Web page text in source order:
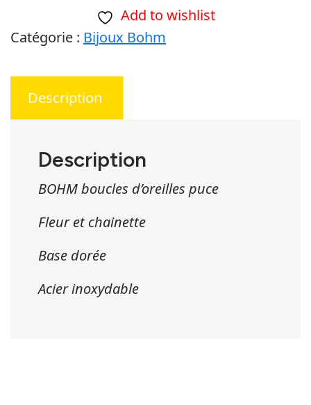
boucles
Fleur
chainette
Add to wishlist
Catégorie : Bijoux Bohm
Description
Description
BOHM boucles d’oreilles puce
Fleur et chainette
Base dorée
Acier inoxydable